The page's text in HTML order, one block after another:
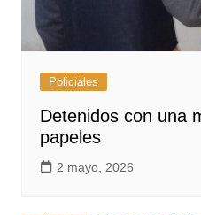
Policiales
Detenidos con una
papeles
2 mayo, 2026